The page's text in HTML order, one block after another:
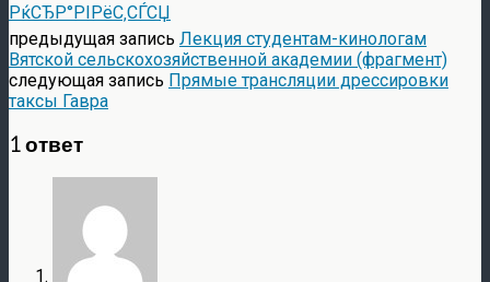
РќСЂР°РІРёС‚СЃСЏ
предыдущая запись Лекция студентам-кинологам
Вятской сельскохозяйственной академии (фрагмент)
следующая запись Прямые трансляции дрессировки
таксы Гавра
1 ответ